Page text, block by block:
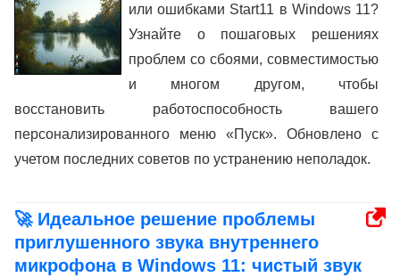
или ошибками Start11 в Windows 11?
Узнайте о пошаговых решениях
проблем со сбоями, совместимостью
и многом другом, чтобы
восстановить работоспособность вашего
персонализированного меню «Пуск». Обновлено с
учетом последних советов по устранению неполадок.
🚀 Идеальное решение проблемы
приглушенного звука внутреннего
микрофона в Windows 11: чистый звук